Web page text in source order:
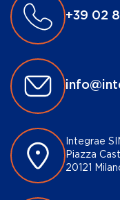
+39 02
Integrae
Piazza
20121